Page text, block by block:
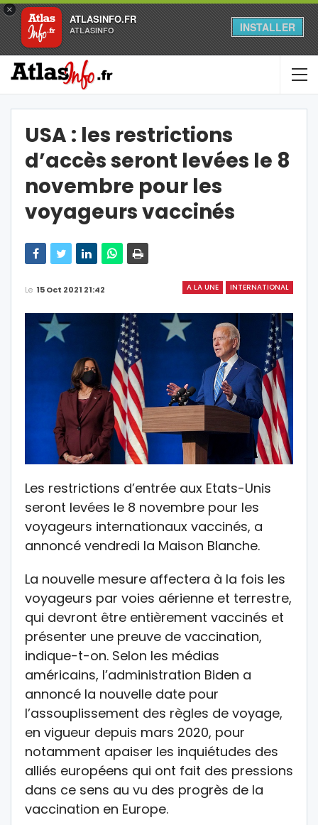
×
ATLASINFO.FR
ATLASINFO INSTALLER
USA : les restrictions
d’accès seront levées le 8
novembre pour les
voyageurs vaccinés
A LA UNE INTERNATIONAL
Le 15 Oct 2021 21:42
Les restrictions d’entrée aux Etats-Unis
seront levées le 8 novembre pour les
voyageurs internationaux vaccinés, a
annoncé vendredi la Maison Blanche.
La nouvelle mesure affectera à la fois les
voyageurs par voies aérienne et terrestre,
qui devront être entièrement vaccinés et
présenter une preuve de vaccination,
indique-t-on. Selon les médias
américains, l’administration Biden a
annoncé la nouvelle date pour
l’assouplissement des règles de voyage,
en vigueur depuis mars 2020, pour
notamment apaiser les inquiétudes des
alliés européens qui ont fait des pressions
dans ce sens au vu des progrès de la
vaccination en Europe.